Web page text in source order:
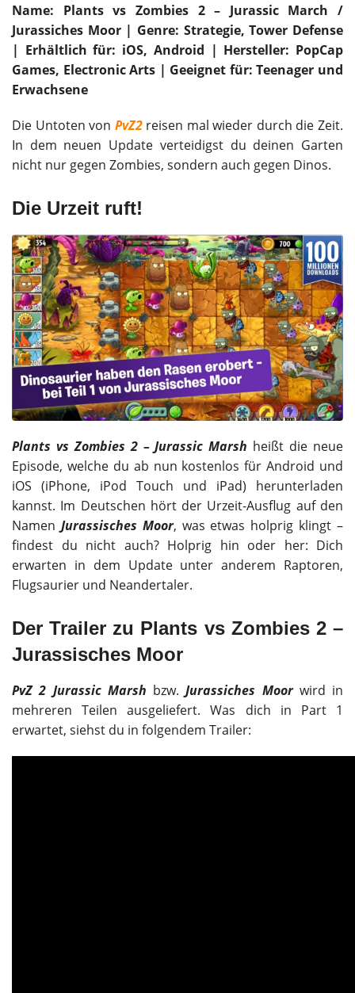
Name: Plants vs Zombies 2 – Jurassic March /
Jurassiches Moor | Genre: Strategie, Tower Defense
| Erhältlich für: iOS, Android | Hersteller: PopCap
Games, Electronic Arts | Geeignet für: Teenager und
Erwachsene
Die Untoten von PvZ2reisen mal wieder durch die Zeit.
In dem neuen Update verteidigst du deinen Garten
nicht nur gegen Zombies, sondern auch gegen Dinos.
Die Urzeit ruft!
Plants vs Zombies 2 – Jurassic Marsh heißt die neue
Episode, welche du ab nun kostenlos für Android und
iOS (iPhone, iPod Touch und iPad) herunterladen
kannst. Im Deutschen hört der Urzeit-Ausflug auf den
Namen Jurassisches Moor, was etwas holprig klingt –
findest du nicht auch? Holprig hin oder her: Dich
erwarten in dem Update unter anderem Raptoren,
Flugsaurier und Neandertaler.
Der Trailer zu Plants vs Zombies 2 –
Jurassisches Moor
PvZ 2 Jurassic Marsh bzw. Jurassiches Moor wird in
mehreren Teilen ausgeliefert. Was dich in Part 1
erwartet, siehst du in folgendem Trailer: